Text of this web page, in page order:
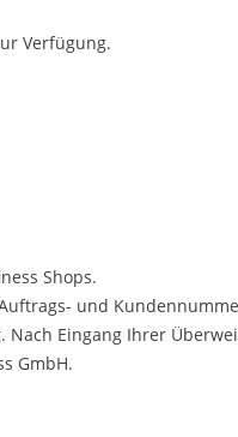
Verfügung.
Shops.
und
Eingang Ihrer
GmbH.